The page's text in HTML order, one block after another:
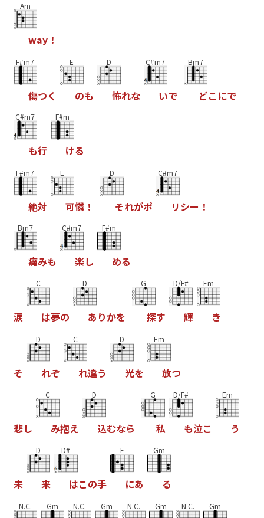
Am
way！
F#m7
傷つく
E
のも
D
怖れな
C#m7
いで
Bm7
どこ にで
C#m7
も行
F#m
ける
F#m7
絶対
E
可憐！
D
それがポ
C#m7
リシー ！
Bm7
痛みも
C#m7
楽し
F#m
める
涙
C
は夢の
D
あ りかを
G
探す
D/F#
輝
Em
き
そ
D
れぞ
C
れ違う
D
光を
Em
放つ
悲し
C
み抱え
D
込むなら
G
私
D/F#
も泣こ
Em
う
未
D
来
D#
はこの手
F
にあ
Gm
る
N.C. Gm N.C. Gm N.C. Gm N.C. Gm